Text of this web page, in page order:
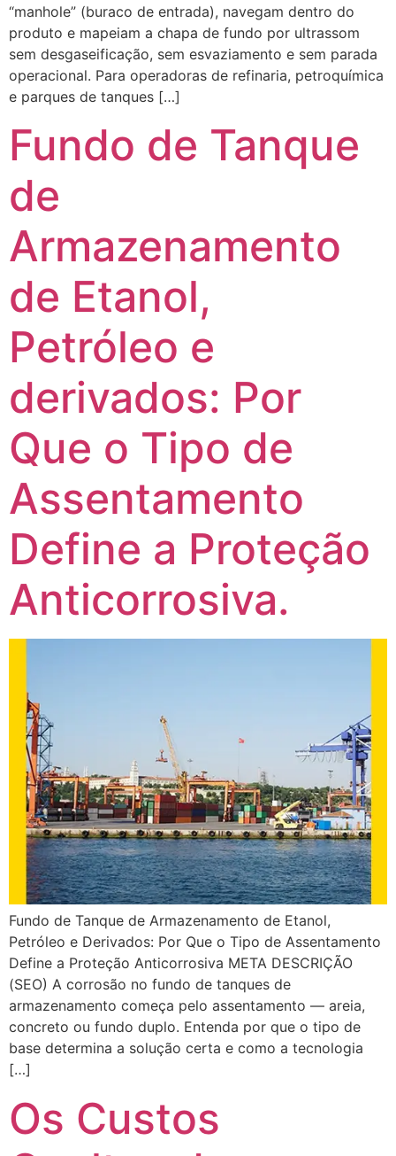
“manhole” (buraco de entrada), navegam dentro do
produto e mapeiam a chapa de fundo por ultrassom
sem desgaseificação, sem esvaziamento e sem parada
operacional. Para operadoras de refinaria, petroquímica
e parques de tanques […]
Fundo de Tanque
de
Armazenamento
de Etanol,
Petróleo e
derivados: Por
Que o Tipo de
Assentamento
Define a Proteção
Anticorrosiva.
Fundo de Tanque de Armazenamento de Etanol,
Petróleo e Derivados: Por Que o Tipo de Assentamento
Define a Proteção Anticorrosiva META DESCRIÇÃO
(SEO) A corrosão no fundo de tanques de
armazenamento começa pelo assentamento — areia,
concreto ou fundo duplo. Entenda por que o tipo de
base determina a solução certa e como a tecnologia
[…]
Os Custos